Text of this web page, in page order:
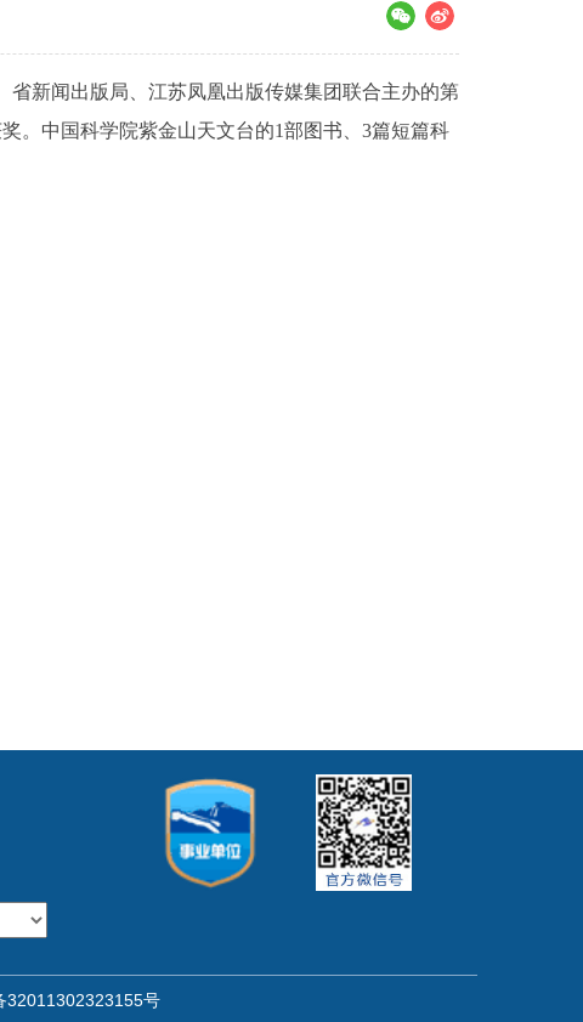
新闻出版局、江苏凤凰出版传媒集团联合主办的第
。中国科学院紫金山天文台的1部图书、3篇短篇科
号